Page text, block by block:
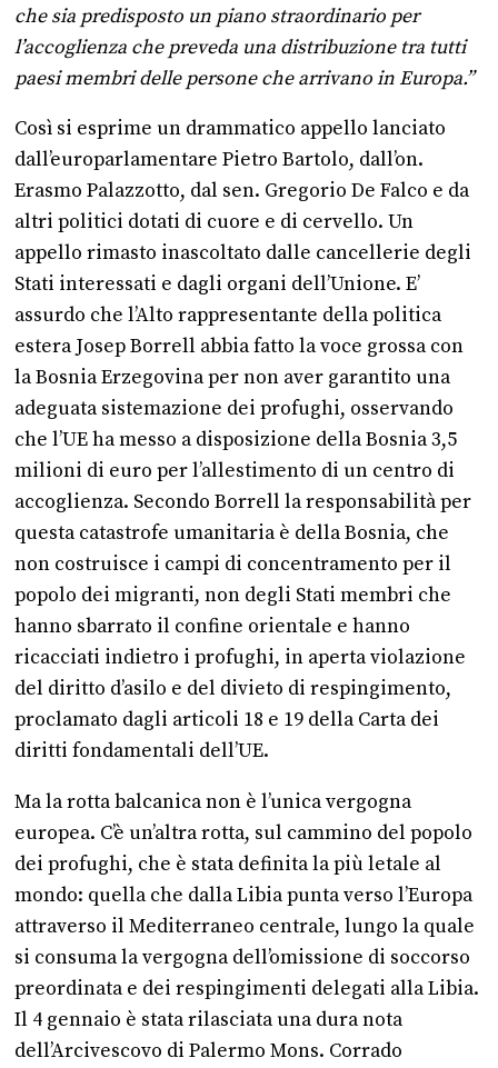
che sia predisposto un piano straordinario per
l’accoglienza che preveda una distribuzione tra tutti
paesi membri delle persone che arrivano in Europa.”
Così si esprime un drammatico appello lanciato
dall’europarlamentare Pietro Bartolo, dall’on.
Erasmo Palazzotto, dal sen. Gregorio De Falco e da
altri politici dotati di cuore e di cervello. Un
appello rimasto inascoltato dalle cancellerie degli
Stati interessati e dagli organi dell’Unione. E’
assurdo che l’Alto rappresentante della politica
estera Josep Borrell abbia fatto la voce grossa con
la Bosnia Erzegovina per non aver garantito una
adeguata sistemazione dei profughi, osservando
che l’UE ha messo a disposizione della Bosnia 3,5
milioni di euro per l’allestimento di un centro di
accoglienza. Secondo Borrell la responsabilità per
questa catastrofe umanitaria è della Bosnia, che
non costruisce i campi di concentramento per il
popolo dei migranti, non degli Stati membri che
hanno sbarrato il confine orientale e hanno
ricacciati indietro i profughi, in aperta violazione
del diritto d’asilo e del divieto di respingimento,
proclamato dagli articoli 18 e 19 della Carta dei
diritti fondamentali dell’UE.
Ma la rotta balcanica non è l’unica vergogna
europea. C’è un’altra rotta, sul cammino del popolo
dei profughi, che è stata definita la più letale al
mondo: quella che dalla Libia punta verso l’Europa
attraverso il Mediterraneo centrale, lungo la quale
si consuma la vergogna dell’omissione di soccorso
preordinata e dei respingimenti delegati alla Libia.
Il 4 gennaio è stata rilasciata una dura nota
dell’Arcivescovo di Palermo Mons. Corrado